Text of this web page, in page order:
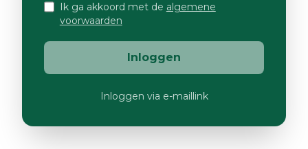
Ik ga akkoord met de algemene
voorwaarden
Inloggen
Inloggen via e-maillink